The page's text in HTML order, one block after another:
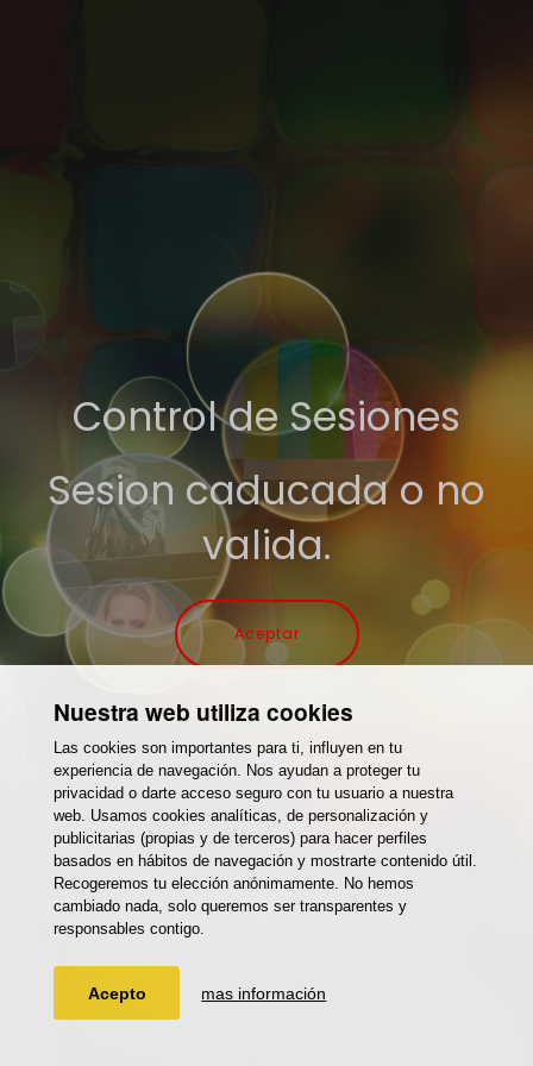
Nuestra web utiliza cookies
Las cookies son importantes para ti, influyen en tu
experiencia de navegación. Nos ayudan a proteger tu
privacidad o darte acceso seguro con tu usuario a nuestra
web. Usamos cookies analíticas, de personalización y
publicitarias (propias y de terceros) para hacer perfiles
basados en hábitos de navegación y mostrarte contenido útil.
Recogeremos tu elección anónimamente. No hemos
cambiado nada, solo queremos ser transparentes y
responsables contigo.
Acepto mas información
Control de Sesiones
Sesion caducada o no
valida.
Aceptar